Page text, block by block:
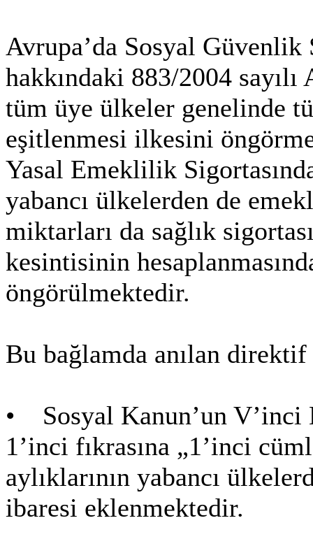
Avrupa’da Sosyal
hakkındaki 883/2004
tüm üye ülkeler genelinde
eşitlenmesi ilkesini
Yasal Emeklilik
yabancı ülkelerden de
miktarları da sağlık
kesintisinin
öngörülmektedir.
Bu bağlamda anılan
• Sosyal Kanun’un V’inci
1’inci fıkrasına „1’inci
aylıklarının yabancı
ibaresi eklenmektedir.